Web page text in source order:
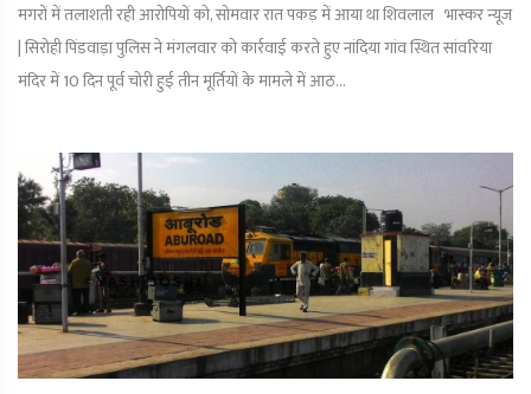
मगरों में तलाशती रही आरोपियों को, सोमवार रात पकड़ में आया था शिवलाल भास्कर न्यूज
| सिरोही पिंडवाड़ा पुलिस ने मंगलवार को कार्रवाई करते हुए नांदिया गांव स्थित सांवरिया
मंदिर में 10 दिन पूर्व चोरी हुई तीन मूर्तियों के मामले में आठ...